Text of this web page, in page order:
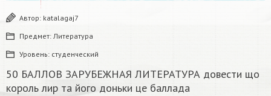
Автор: katalagaj7
Предмет: Литература
Уровень: студенческий
50 БАЛЛОВ ЗАРУБЕЖНАЯ ЛИТЕРАТУРА довести що
король лир та його доньки це баллада